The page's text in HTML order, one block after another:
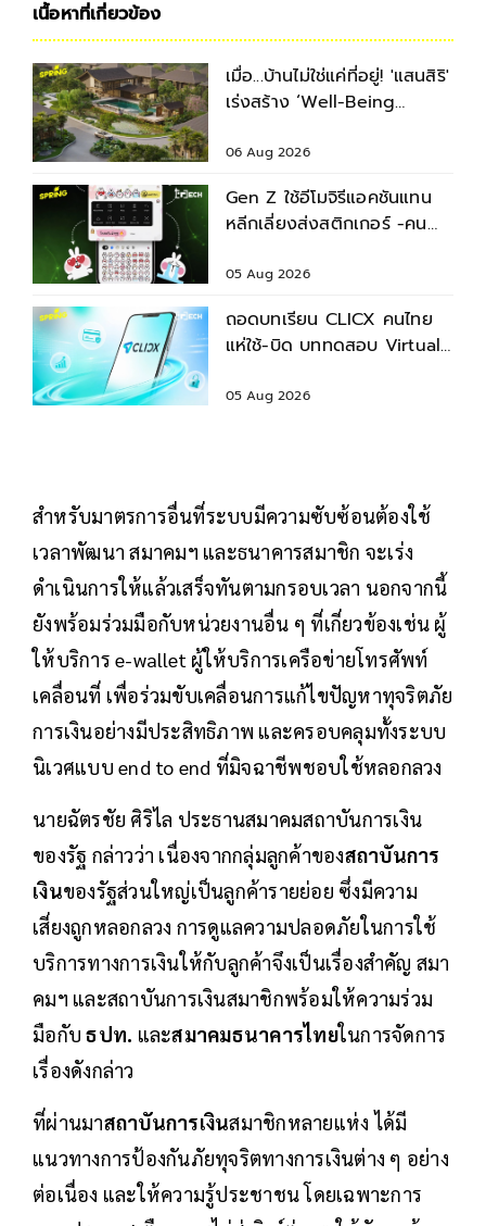
เนื้อหาที่เกี่ยวข้อง
เมื่อ...บ้านไม่ใช่แค่ที่อยู่! 'แสนสิริ'
เร่งสร้าง ‘Well-Being
บริโภคยุคใหม่
06 Aug 2026
Gen Z ใช้อีโมจิรีแอคชันแทน
หลีกเลี่ยงส่งสติกเกอร์ -คน
05 Aug 2026
ถอดบทเรียน CLICX คนไทย
แห่ใช้-บิด บททดสอบ Virtual
05 Aug 2026
สำหรับมาตรการอื่นที่ระบบมีความซับซ้อนต้องใช้
เวลาพัฒนา สมาคมฯ และธนาคารสมาชิก จะเร่ง
ดำเนินการให้แล้วเสร็จทันตามกรอบเวลา นอกจากนี้
ยังพร้อมร่วมมือกับหน่วยงานอื่น ๆ ที่เกี่ยวข้องเช่น ผู้
ให้บริการ e-wallet ผู้ให้บริการเครือข่ายโทรศัพท์
เคลื่อนที่ เพื่อร่วมขับเคลื่อนการแก้ไขปัญหาทุจริตภัย
การเงินอย่างมีประสิทธิภาพ และครอบคลุมทั้งระบบ
นิเวศแบบ end to end ที่มิจฉาชีพชอบใช้หลอกลวง
นายฉัตรชัย ศิริไล ประธานสมาคมสถาบันการเงิน
ของรัฐ กล่าวว่า เนื่องจากกลุ่มลูกค้าของสถาบันการ
เงินของรัฐส่วนใหญ่เป็นลูกค้ารายย่อย ซึ่งมีความ
เสี่ยงถูกหลอกลวง การดูแลความปลอดภัยในการใช้
บริการทางการเงินให้กับลูกค้าจึงเป็นเรื่องสำคัญ สมา
คมฯ และสถาบันการเงินสมาชิกพร้อมให้ความร่วม
มือกับธปท. และสมาคมธนาคารไทยในการจัดการ
เรื่องดังกล่าว
ที่ผ่านมาสถาบันการเงินสมาชิกหลายแห่ง ได้มี
แนวทางการป้องกันภัยทุจริตทางการเงินต่าง ๆ อย่าง
ต่อเนื่อง และให้ความรู้ประชาชน โดยเฉพาะการ